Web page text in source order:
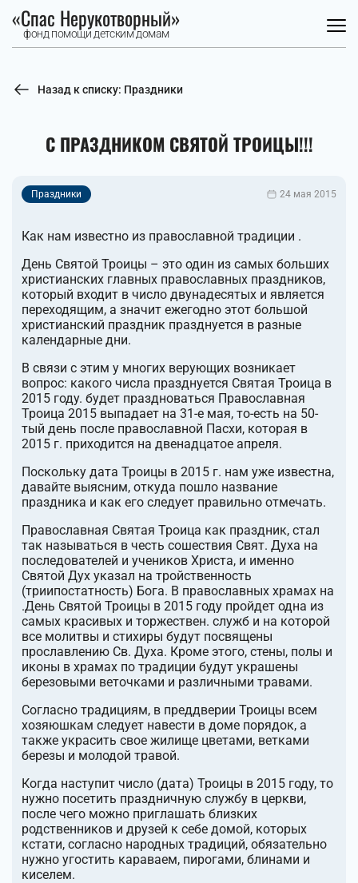
«Спас Нерукотворный»
фонд помощи детским домам
Назад к списку: Праздники
С ПРАЗДНИКОМ СВЯТОЙ ТРОИЦЫ!!!
Праздники 24 мая 2015
Как нам известно из православной традиции .
День Святой Троицы – это один из самых больших
христианских главных православных праздников,
который входит в число двунадесятых и является
переходящим, а значит ежегодно этот большой
христианский праздник празднуется в разные
календарные дни.
В связи с этим у многих верующих возникает
вопрос: какого числа празднуется Святая Троица в
2015 году. будет праздноваться Православная
Троица 2015 выпадает на 31-е мая, то-есть на 50-
тый день после православной Пасхи, которая в
2015 г. приходится на двенадцатое апреля.
Поскольку дата Троицы в 2015 г. нам уже известна,
давайте выясним, откуда пошло название
праздника и как его следует правильно отмечать.
Православная Святая Троица как праздник, стал
так называться в честь сошествия Свят. Духа на
последователей и учеников Христа, и именно
Святой Дух указал на тройственность
(триипостатность) Бога. В православных храмах на
.День Святой Троицы в 2015 году пройдет одна из
самых красивых и торжествен. служб и на которой
все молитвы и стихиры будут посвящены
прославлению Св. Духа. Кроме этого, стены, полы и
иконы в храмах по традиции будут украшены
березовыми веточками и различными травами.
Согласно традициям, в преддверии Троицы всем
хозяюшкам следует навести в доме порядок, а
также украсить свое жилище цветами, ветками
березы и молодой травой.
Когда наступит число (дата) Троицы в 2015 году, то
нужно посетить праздничную службу в церкви,
после чего можно приглашать близких
родственников и друзей к себе домой, которых
кстати, согласно народных традиций, обязательно
нужно угостить караваем, пирогами, блинами и
киселем.